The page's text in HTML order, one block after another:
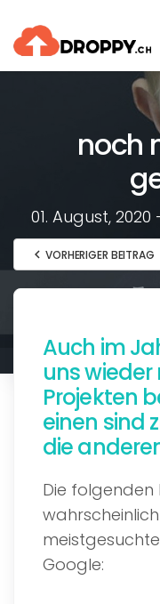
noch
01. August,
chevron_left VORHERIGER BEITRAG
Auch im
uns
Projekten
einen sind
die
Die
Google: